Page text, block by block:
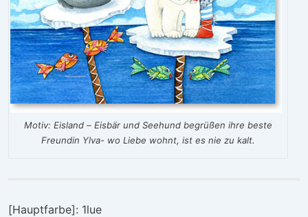
Motiv: Eisland – Eisbär und Seehund begrüßen ihre beste
Freundin Ylva- wo Liebe wohnt, ist es nie zu kalt.
[Hauptfarbe]: 1lue